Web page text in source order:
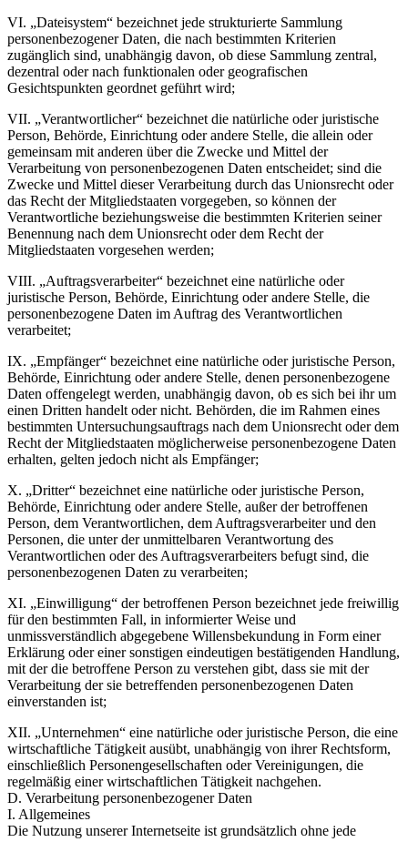
VI. „Dateisystem“ bezeichnet jede strukturierte Sammlung
personenbezogener Daten, die nach bestimmten Kriterien
zugänglich sind, unabhängig davon, ob diese Sammlung zentral,
dezentral oder nach funktionalen oder geografischen
Gesichtspunkten geordnet geführt wird;
VII. „Verantwortlicher“ bezeichnet die natürliche oder juristische
Person, Behörde, Einrichtung oder andere Stelle, die allein oder
gemeinsam mit anderen über die Zwecke und Mittel der
Verarbeitung von personenbezogenen Daten entscheidet; sind die
Zwecke und Mittel dieser Verarbeitung durch das Unionsrecht oder
das Recht der Mitgliedstaaten vorgegeben, so können der
Verantwortliche beziehungsweise die bestimmten Kriterien seiner
Benennung nach dem Unionsrecht oder dem Recht der
Mitgliedstaaten vorgesehen werden;
VIII. „Auftragsverarbeiter“ bezeichnet eine natürliche oder
juristische Person, Behörde, Einrichtung oder andere Stelle, die
personenbezogene Daten im Auftrag des Verantwortlichen
verarbeitet;
IX. „Empfänger“ bezeichnet eine natürliche oder juristische Person,
Behörde, Einrichtung oder andere Stelle, denen personenbezogene
Daten offengelegt werden, unabhängig davon, ob es sich bei ihr um
einen Dritten handelt oder nicht. Behörden, die im Rahmen eines
bestimmten Untersuchungsauftrags nach dem Unionsrecht oder dem
Recht der Mitgliedstaaten möglicherweise personenbezogene Daten
erhalten, gelten jedoch nicht als Empfänger;
X. „Dritter“ bezeichnet eine natürliche oder juristische Person,
Behörde, Einrichtung oder andere Stelle, außer der betroffenen
Person, dem Verantwortlichen, dem Auftragsverarbeiter und den
Personen, die unter der unmittelbaren Verantwortung des
Verantwortlichen oder des Auftragsverarbeiters befugt sind, die
personenbezogenen Daten zu verarbeiten;
XI. „Einwilligung“ der betroffenen Person bezeichnet jede freiwillig
für den bestimmten Fall, in informierter Weise und
unmissverständlich abgegebene Willensbekundung in Form einer
Erklärung oder einer sonstigen eindeutigen bestätigenden Handlung,
mit der die betroffene Person zu verstehen gibt, dass sie mit der
Verarbeitung der sie betreffenden personenbezogenen Daten
einverstanden ist;
XII. „Unternehmen“ eine natürliche oder juristische Person, die eine
wirtschaftliche Tätigkeit ausübt, unabhängig von ihrer Rechtsform,
einschließlich Personengesellschaften oder Vereinigungen, die
regelmäßig einer wirtschaftlichen Tätigkeit nachgehen.
D. Verarbeitung personenbezogener Daten
I. Allgemeines
Die Nutzung unserer Internetseite ist grundsätzlich ohne jede